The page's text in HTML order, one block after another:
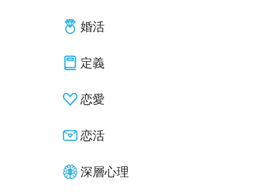
婚活
定義
恋愛
恋活
深層心理